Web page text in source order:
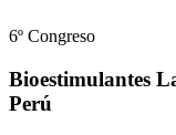
6º Congreso
Bioestimulantes
Perú